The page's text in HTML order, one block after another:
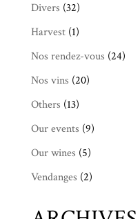
Divers (32)
Harvest(1)
Nos rendez-vous (24)
Nos vins (20)
Others (13)
Our events (9)
Our wines (5)
Vendanges (2)